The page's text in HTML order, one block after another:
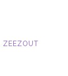
ZEEZOUT